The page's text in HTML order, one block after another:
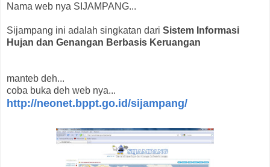
Nama web nya SIJAMPANG...
Sijampang ini adalah singkatan dari Sistem Informasi
Hujan dan Genangan Berbasis Keruangan
manteb deh...
coba buka deh web nya...
http://neonet.bppt.go.id/sijampang/